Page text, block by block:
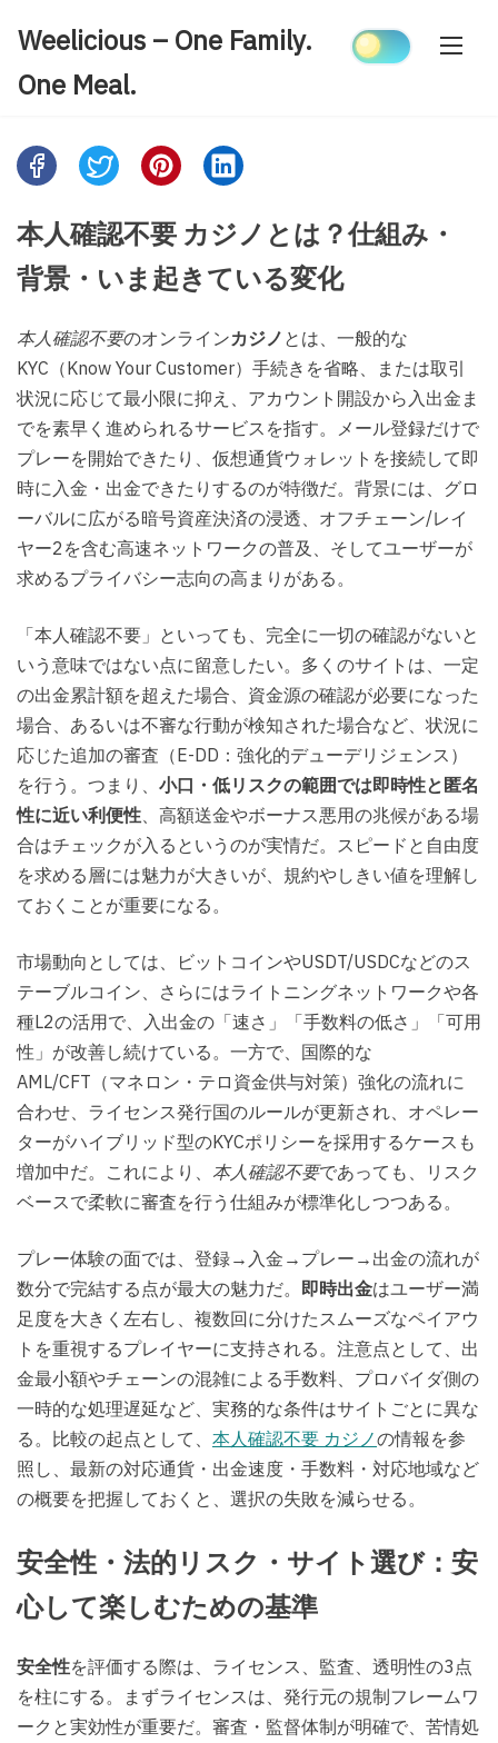
content
Weelicious – One Family.
One Meal.
Share
this
post
on:
本人確認不要 カジノとは？仕組み・
背景・いま起きている変化
本人確認不要のオンラインカジノ とは、一般的な
KYC（Know Your Customer）手続きを省略、または取引
状況に応じて最小限に抑え、アカウント開設から入出金ま
でを素早く進められるサービスを指す。メール登録だけで
プレーを開始できたり、仮想通貨ウォレットを接続して即
時に入金・出金できたりするのが特徴だ。背景には、グロ
ーバルに広がる暗号資産決済の浸透、オフチェーン/レイ
ヤー2を含む高速ネットワークの普及、そしてユーザーが
求めるプライバシー志向の高まりがある。
「本人確認不要」といっても、完全に一切の確認がないと
いう意味ではない点に留意したい。多くのサイトは、一定
の出金累計額を超えた場合、資金源の確認が必要になった
場合、あるいは不審な行動が検知された場合など、状況に
応じた追加の審査（E-DD：強化的デューデリジェンス）
を行う。つまり、 小口・低リスクの範囲では即時性と匿名
性に近い利便性 、高額送金やボーナス悪用の兆候がある場
合はチェックが入るというのが実情だ。スピードと自由度
を求める層には魅力が大きいが、規約やしきい値を理解し
ておくことが重要になる。
市場動向としては、ビットコインやUSDT/USDCなどのス
テーブルコイン、さらにはライトニングネットワークや各
種L2の活用で、入出金の「速さ」「手数料の低さ」「可用
性」が改善し続けている。一方で、国際的な
AML/CFT（マネロン・テロ資金供与対策）強化の流れに
合わせ、ライセンス発行国のルールが更新され、オペレー
ターがハイブリッド型のKYCポリシーを採用するケースも
増加中だ。これにより、 本人確認不要であっても、リスク
ベースで柔軟に審査を行う仕組みが標準化しつつある。
プレー体験の面では、登録→入金→プレー→出金の流れが
数分で完結する点が最大の魅力だ。 即時出金はユーザー満
足度を大きく左右し、複数回に分けたスムーズなペイアウ
トを重視するプレイヤーに支持される。注意点として、出
金最小額やチェーンの混雑による手数料、プロバイダ側の
一時的な処理遅延など、実務的な条件はサイトごとに異な
る。比較の起点として、 本人確認不要 カジノの情報を参
照し、最新の対応通貨・出金速度・手数料・対応地域など
の概要を把握しておくと、選択の失敗を減らせる。
安全性・法的リスク・サイト選び：安
心して楽しむための基準
安全性を評価する際は、ライセンス、監査、透明性の3点
を柱にする。まずライセンスは、発行元の規制フレームワ
ークと実効性が重要だ。審査・監督体制が明確で、苦情処